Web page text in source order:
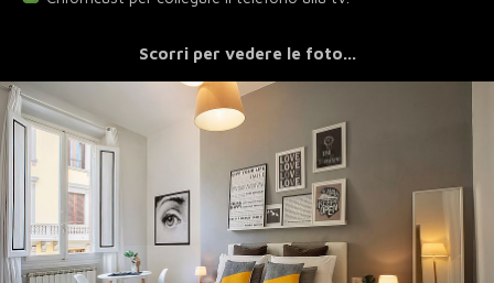
Scorri per vedere le foto...